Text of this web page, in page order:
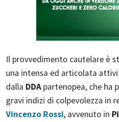
Il provvedimento cautelare è
una intensa ed articolata
dalla DDA partenopea, che ha
gravi indizi di colpevolezza in
Vincenzo Rossi, avvenuto in